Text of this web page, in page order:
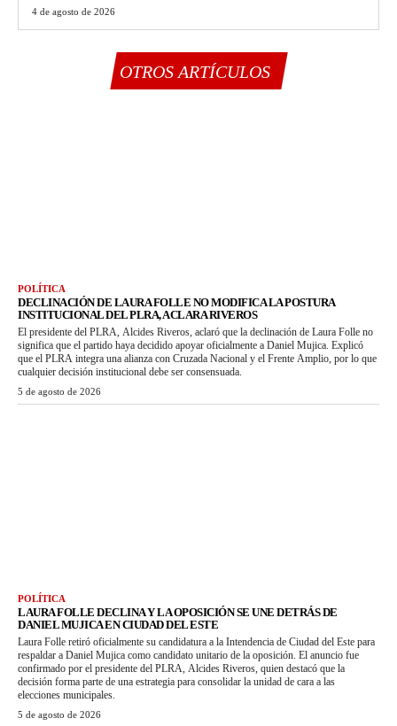
4 de agosto de 2026
OTROS ARTÍCULOS
POLÍTICA
DECLINACIÓN DE LAURA FOLLE NO MODIFICA LA POSTURA
INSTITUCIONAL DEL PLRA, ACLARA RIVEROS
El presidente del PLRA, Alcides Riveros, aclaró que la declinación de Laura Folle no
significa que el partido haya decidido apoyar oficialmente a Daniel Mujica. Explicó
que el PLRA integra una alianza con Cruzada Nacional y el Frente Amplio, por lo que
cualquier decisión institucional debe ser consensuada.
5 de agosto de 2026
POLÍTICA
LAURA FOLLE DECLINA Y LA OPOSICIÓN SE UNE DETRÁS DE
DANIEL MUJICA EN CIUDAD DEL ESTE
Laura Folle retiró oficialmente su candidatura a la Intendencia de Ciudad del Este para
respaldar a Daniel Mujica como candidato unitario de la oposición. El anuncio fue
confirmado por el presidente del PLRA, Alcides Riveros, quien destacó que la
decisión forma parte de una estrategia para consolidar la unidad de cara a las
elecciones municipales.
5 de agosto de 2026